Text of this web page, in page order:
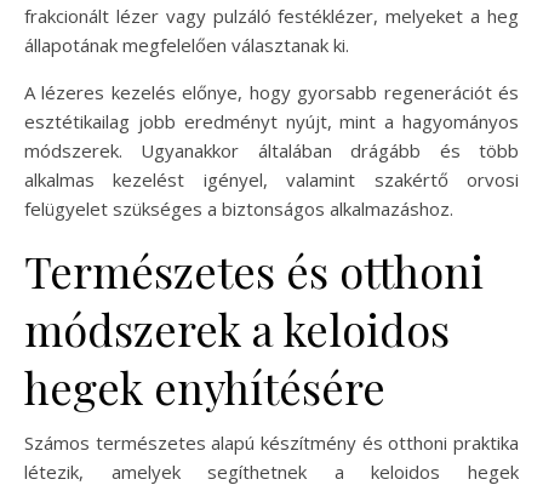
frakcionált lézer vagy pulzáló festéklézer, melyeket a heg
állapotának megfelelően választanak ki.
A lézeres kezelés előnye, hogy gyorsabb regenerációt és
esztétikailag jobb eredményt nyújt, mint a hagyományos
módszerek. Ugyanakkor általában drágább és több
alkalmas kezelést igényel, valamint szakértő orvosi
felügyelet szükséges a biztonságos alkalmazáshoz.
Természetes és otthoni
módszerek a keloidos
hegek enyhítésére
Számos természetes alapú készítmény és otthoni praktika
létezik, amelyek segíthetnek a keloidos hegek